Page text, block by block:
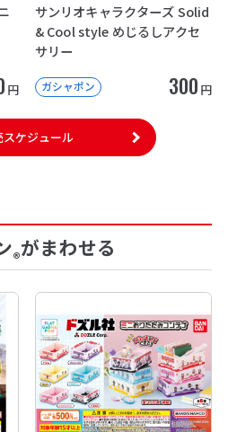
円
サンリオキャラクターズ Solid
& Cool style めじるしアクセ
サリー
ガシャポン 300 円
スケジュール
®がまわせる